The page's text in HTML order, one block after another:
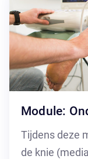
Module:
Tijdens deze
de knie